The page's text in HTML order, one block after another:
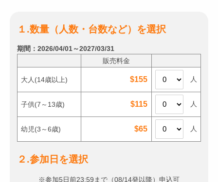
１.数量（人数・台数など）を選択
期間：2026/04/01～2027/03/31
販売料金
大人 (14歳以上) $155 人
子供(7～13歳) $115 人
幼児(3～6歳) $65 人
２.参加日を選択
※参加5日前23:59まで（08/14発以降）申込可